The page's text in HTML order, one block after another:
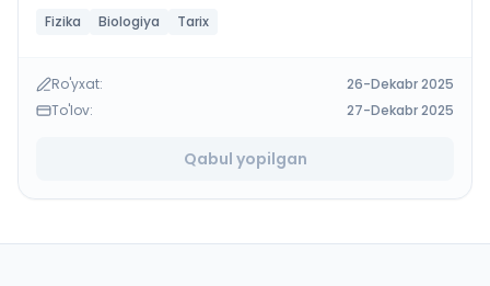
Fizika Biologiya Tarix
Ro'yxat:
26-Dekabr 2025
To'lov:
27-Dekabr 2025
Qabul yopilgan